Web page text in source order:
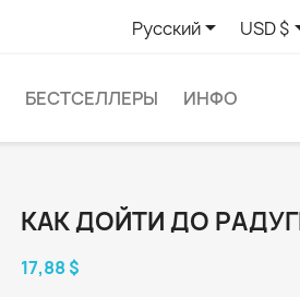
Русский USD $
БЕСТСЕЛЛЕРЫ ИНФО
КАК ДОЙТИ ДО
17,88 $